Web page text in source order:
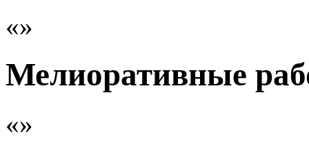
Мелиоративные